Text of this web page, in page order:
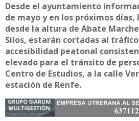
Desde el ayuntamiento
de mayo y en los próximos días,
desde la altura de Abate
Silos, estarán cortadas al
accesibilidad peatonal
elevado para el tránsito de
Centro de Estudios, a la calle
estación de Renfe.